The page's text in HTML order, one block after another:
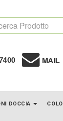
MAIL
DOCCIA